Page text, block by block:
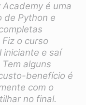
Academy é uma
de Python e
o curso
iniciante e saí
alguns
benefício é
com o
no final.